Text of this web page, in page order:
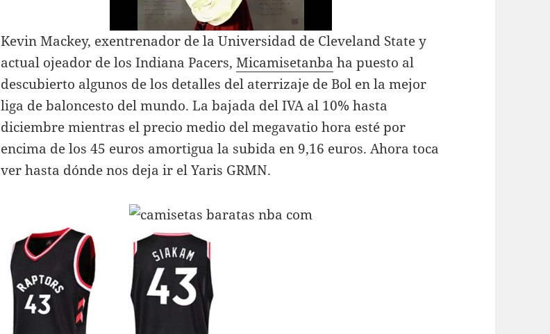
Kevin Mackey, exentrenador de la Universidad de Cleveland State y
actual ojeador de los Indiana Pacers,Micamisetanba ha puesto al
descubierto algunos de los detalles del aterrizaje de Bol en la mejor
liga de baloncesto del mundo. La bajada del IVA al 10% hasta
diciembre mientras el precio medio del megavatio hora esté por
encima de los 45 euros amortigua la subida en 9,16 euros. Ahora toca
ver hasta dónde nos deja ir el Yaris GRMN.